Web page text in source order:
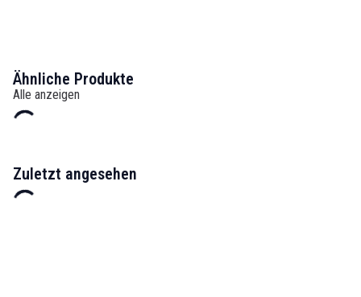
Ähnliche Produkte
Alle anzeigen
Zuletzt angesehen